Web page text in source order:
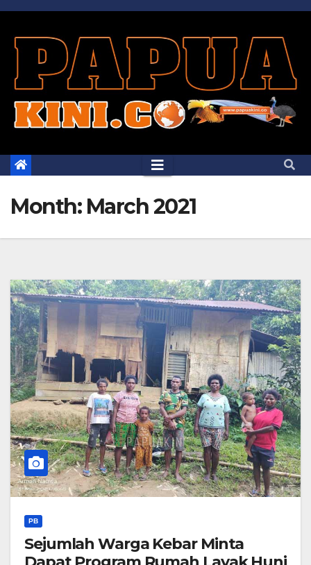
Skip
content
Month: March 2021
PB
Sejumlah Warga Kebar Minta